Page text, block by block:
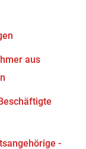
aus
-